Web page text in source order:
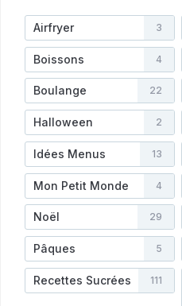
Airfryer 3
Boissons 4
Boulange 22
Halloween 2
Idées Menus 13
Mon Petit Monde 4
Noël 29
Pâques 5
Recettes Sucrées 111